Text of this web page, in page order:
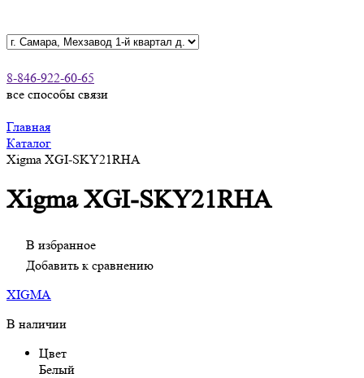
8-846-922-60-65
все способы связи
Главная
Каталог
Xigma XGI-SKY21RHA
Xigma XGI-SKY21RHA
В избранное
Добавить к сравнению
XIGMA
В наличии
Цвет
Белый